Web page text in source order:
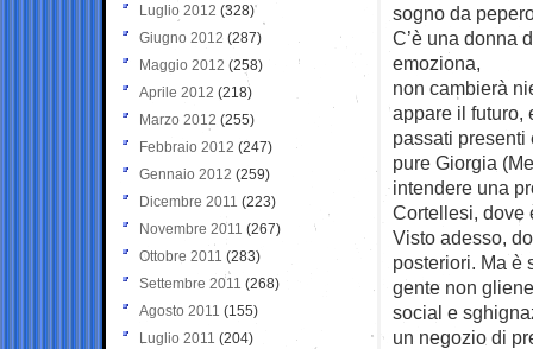
sogno da
C’è una donna
emoziona,
non cambierà
appare il futuro,
passati presenti
pure Giorgia
intendere una
Cortellesi, dove
Visto adesso,
posteriori. Ma è
gente non
social e
un negozio di
Luglio 2012 (328)
Giugno 2012 (287)
Maggio 2012 (258)
Aprile 2012 (218)
Marzo 2012 (255)
Febbraio 2012 (247)
Gennaio 2012 (259)
Dicembre 2011 (223)
Novembre 2011 (267)
Ottobre 2011 (283)
Settembre 2011 (268)
Agosto 2011 (155)
Luglio 2011 (204)